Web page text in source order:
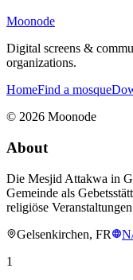
Moonode
Digital screens &
organizations.
HomeFind a mosque
© 2026 Moonode
About
Die Mesjid Attakwa in
Gemeinde als
religiöse
Gelsenkirchen, FR
1